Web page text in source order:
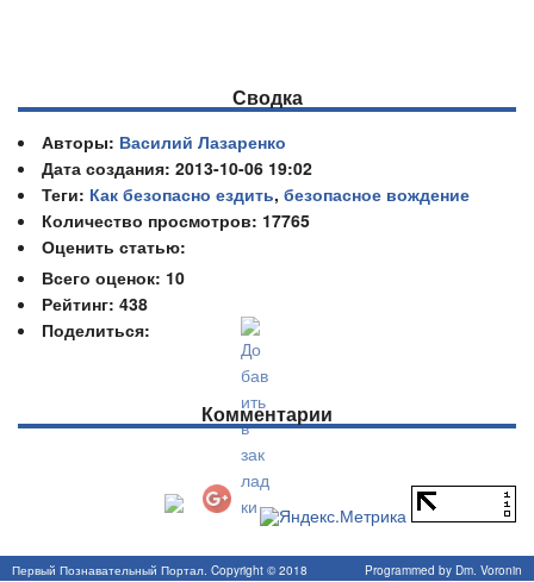
Сводка
Авторы: Василий Лазаренко
Дата создания: 2013-10-06 19:02
Теги: Как безопасно ездить, безопасное вождение
Количество просмотров: 17765
Оценить статью:
Всего оценок: 10
Рейтинг: 438
Поделиться:
Комментарии
Первый Познавательный Портал. Copyright © 2018 Programmed by Dm. Voronin